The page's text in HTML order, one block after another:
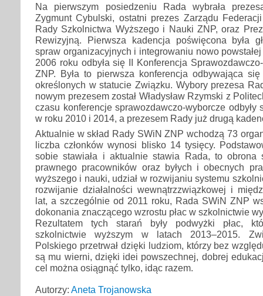
Na pierwszym posiedzeniu Rada wybrała
Zygmunt Cybulski, ostatni prezes Zarządu
Rady Szkolnictwa Wyższego i Nauki ZNP, oraz
Rewizyjną. Pierwsza kadencja poświęcona była
spraw organizacyjnych i integrowaniu nowo
2006 roku odbyła się II Konferencja
ZNP. Była to pierwsza konferencja odbywająca
określonych w statucie Związku. Wybory prezesa
nowym prezesem został Władysław Rzymski z
czasu konferencje sprawozdawczo-wyborcze odbyły
w roku 2010 i 2014, a prezesem Rady już drugą
Aktualnie w skład Rady SWiN ZNP wchodzą 73
liczba członków wynosi blisko 14 tysięcy.
sobie stawiała i aktualnie stawia Rada, to obrona
prawnego pracowników oraz byłych i obecnych
wyższego i nauki, udział w rozwijaniu systemu
rozwijanie działalności wewnątrzzwiązkowej i
lat, a szczególnie od 2011 roku, Rada SWiN ZNP
dokonania znaczącego wzrostu płac w szkolnictwie
Rezultatem tych starań były podwyżki płac,
szkolnictwie wyższym w latach 2013–2015.
Polskiego przetrwał dzięki ludziom, którzy bez
są mu wierni, dzięki idei powszechnej, dobrej
cel można osiągnąć tylko, idąc razem.
Autorzy: Aneta Trojanowska